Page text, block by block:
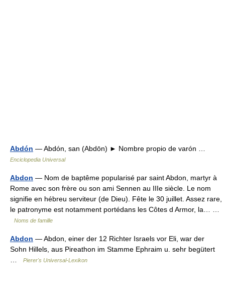
Abdón — Abdón, san (Abdōn) ► Nombre propio de varón …
Enciclopedia Universal
Abdon — Nom de baptême popularisé par saint Abdon, martyr à
Rome avec son frère ou son ami Sennen au IIIe siècle. Le nom
signifie en hébreu serviteur (de Dieu). Fête le 30 juillet. Assez rare,
le patronyme est notamment portédans les Côtes d Armor, la… …
Noms de famille
Abdon — Abdon, einer der 12 Richter Israels vor Eli, war der
Sohn Hillels, aus Pireathon im Stamme Ephraim u. sehr begütert
Pierer's Universal-Lexikon